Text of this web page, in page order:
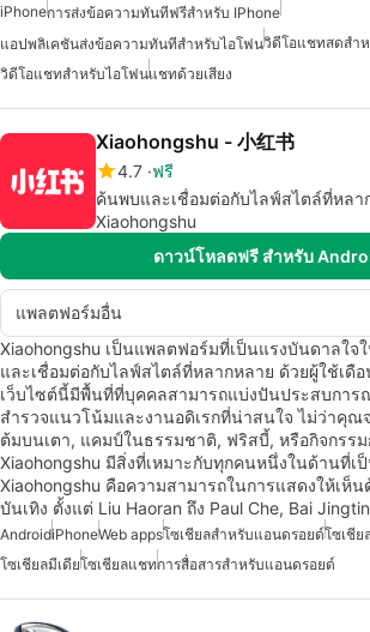
iPhoneการส่งข้อความทันทีฟรีสำหรับ IPhone
แอปพลิเคชันส่งข้อความทันทีสำหรับไอโฟนวิดีโอแชทสดสำ
วิดีโอแชทสำหรับไอโฟนแชทด้วยเสียง
Xiaohongshu - 小红书
4.7 ฟรี
ค้นพบและเชื่อมต่อกับไลฟ์สไตล์ที่หลา
Xiaohongshu
ดาวน์โหลดฟรี สำหรับ
แพลตฟอร์มอื่น
Xiaohongshu เป็นแพลตฟอร์มที่เป็นแรงบันดาลใจ
และเชื่อมต่อกับไลฟ์สไตล์ที่หลากหลาย ด้วยผู้ใช้เดื
เว็บไซต์นี้มีพื้นที่ที่บุคคลสามารถแบ่งปันประสบการ
สำรวจแนวโน้มและงานอดิเรกที่น่าสนใจ ไม่ว่าคุ
ต้มบนเตา, แคมป์ในธรรมชาติ, ฟริสบี้, หรือกิจกรรม
Xiaohongshu มีสิ่งที่เหมาะกับทุกคนหนึ่งในด้านที่เ
Xiaohongshu คือความสามารถในการแสดงให้เห็
บันเทิง ตั้งแต่ Liu Haoran ถึง Paul Che, Bai
AndroidiPhoneWeb appsโซเชียลสำหรับแอนดรอยด์โซเชี
โซเชียลมีเดียโซเชียลแชทการสื่อสารสำหรับแอนดรอยด์